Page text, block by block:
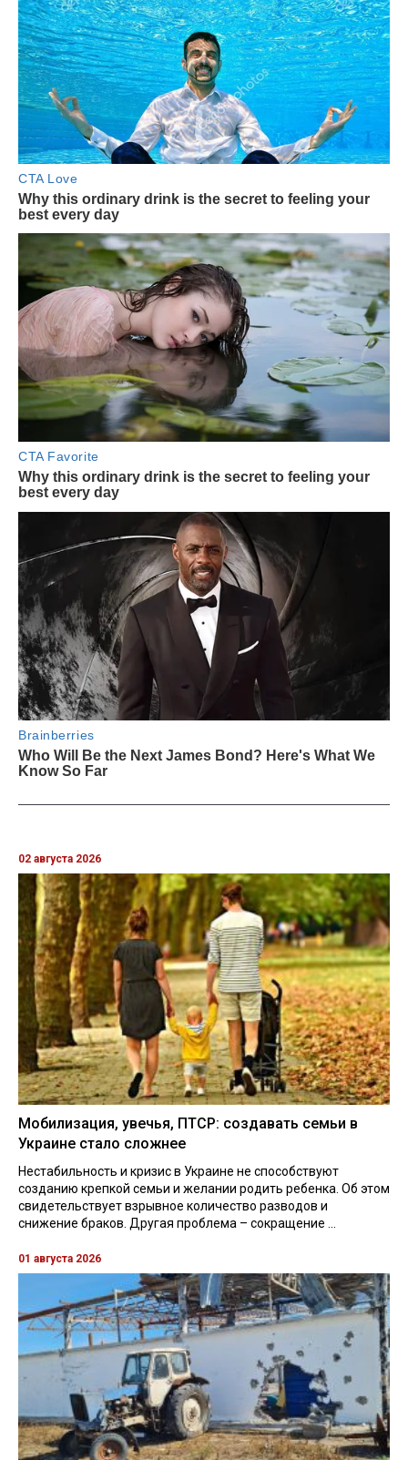
02 августа 2026
Мобилизация, увечья, ПТСР: создавать семьи в
Украине стало сложнее
Нестабильность и кризис в Украине не способствуют
созданию крепкой семьи и желании родить ребенка. Об этом
свидетельствует взрывное количество разводов и
снижение браков. Другая проблема – сокращение ...
01 августа 2026